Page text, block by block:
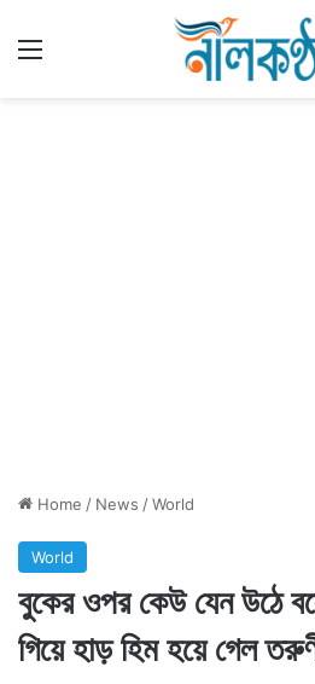
Home / News /World
World
বুকের ওপর কেউ যেন উঠে
গিয়ে হাড় হিম হয়ে গেল